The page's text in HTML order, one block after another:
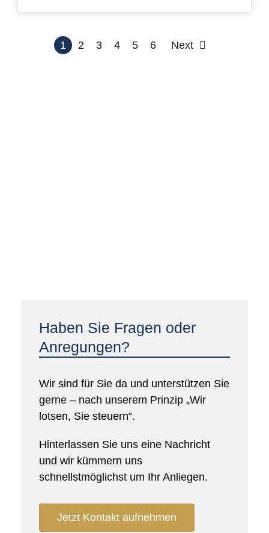
1 2 3 4 5 6 Next
Haben Sie Fragen oder
Anregungen?
Wir sind für Sie da und unterstützen Sie
gerne – nach unserem Prinzip „Wir
lotsen, Sie steuern“.
Hinterlassen Sie uns eine Nachricht
und wir kümmern uns
schnellstmöglichst um Ihr Anliegen.
Jetzt Kontakt aufnehmen